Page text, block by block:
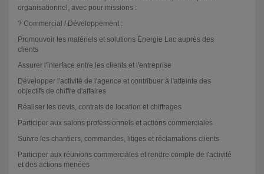
organisationnel, avec pour missions :
? Commercial / Développement :
Promouvoir les matériels et solutions Énergie Loc auprès des
clients
Assurer l'interface entre les clients et l'entreprise
Développer l'activité de l'agence et contribuer à l'atteinte des
objectifs de chiffre d'affaires
Réaliser les devis, contrats de location et chiffrages
Participer aux salons professionnels et actions commerciales
Suivre les chantiers, commandes, litiges et réclamations clients
Participer aux réunions commerciales et rendre compte de l'activité
et des actions menées